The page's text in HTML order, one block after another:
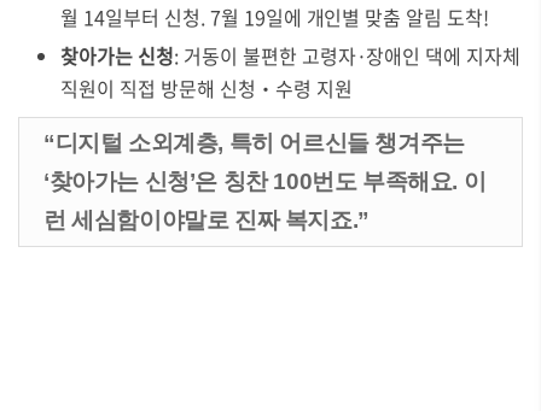
월 14일부터 신청. 7월 19일에 개인별 맞춤 알림 도착!
찾아가는 신청: 거동이 불편한 고령자·장애인 댁에 지자체
직원이 직접 방문해 신청‧수령 지원
“디지털 소외계층, 특히 어르신들 챙겨주는
‘찾아가는 신청’은 칭찬 100번도 부족해요. 이
런 세심함이야말로 진짜 복지죠.”